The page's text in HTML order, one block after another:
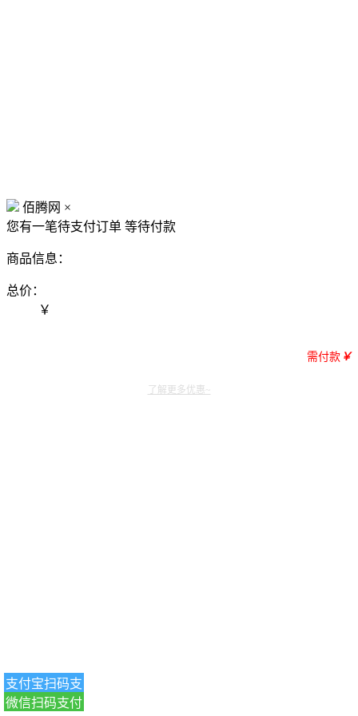
佰腾网 ×
您有一笔待支付订单 等待付款
商品信息：
总价：
￥
需付款 ￥
支付宝扫码支
付
微信扫码支付
了解更多优惠~